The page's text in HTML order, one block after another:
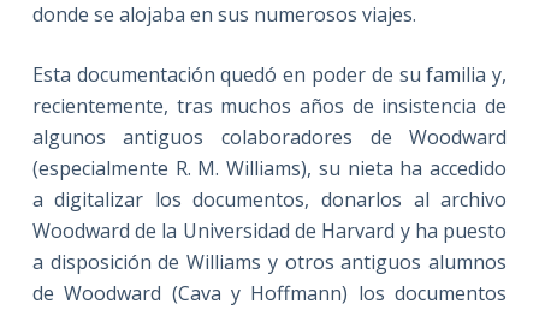
donde se alojaba en sus numerosos viajes.
Esta documentación quedó en poder de su familia y,
recientemente, tras muchos años de insistencia de
algunos antiguos colaboradores de Woodward
(especialmente R. M. Williams), su nieta ha accedido
a digitalizar los documentos, donarlos al archivo
Woodward de la Universidad de Harvard y ha puesto
a disposición de Williams y otros antiguos alumnos
de Woodward (Cava y Hoffmann) los documentos